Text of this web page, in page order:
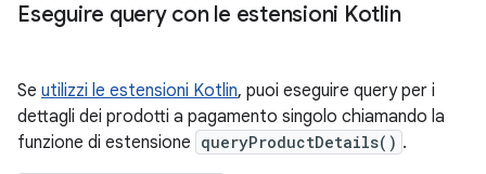
Eseguire query con le estensioni Kotlin
Se utilizzi le estensioni Kotlin, puoi eseguire query per i
dettagli dei prodotti a pagamento singolo chiamando la
funzione di estensione queryProductDetails() .